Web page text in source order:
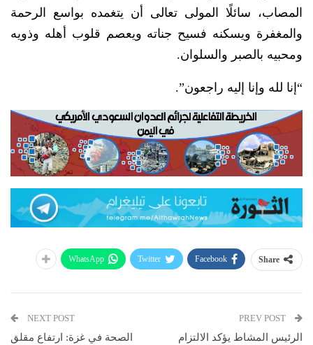
المصاب، سائلًا المولى تعالى أن يتغمده بواسع الرحمة
والمغفرة ويسكنه فسيح جناته ويعصم قلوب أهله وذويه
ومحبيه بالصبر والسلوان.
“إنا لله وإنا إليه راجعون”.
Share
Facebook
Twitter
WhatsApp
الرئيس المشاط يؤكد الالتزام
NEXT POST
الصحة في غزة: ارتفاع مقلق